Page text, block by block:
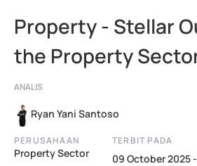
Property - Stellar
the Property
ANALIS
Ryan Yani Santoso
PERUSAHAAN
Property Sector
TERBIT PADA
09 October 2025